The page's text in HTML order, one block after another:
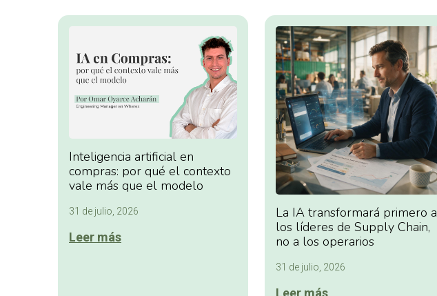
Inteligencia artificial en
compras: por qué el contexto
vale más que el modelo
31 de julio, 2026
Leer más
La IA transformará primero a
los líderes de Supply Chain,
no a los operarios
31 de julio, 2026
Leer más